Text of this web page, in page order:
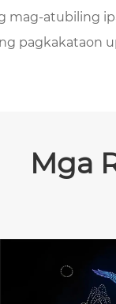
atubiling
pagkakataon
Mga